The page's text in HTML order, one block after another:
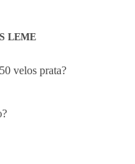
LEME
velos prata?